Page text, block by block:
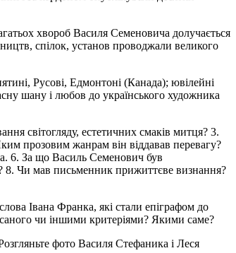
хвороб Василя Семеновича долучається
спілок, установ проводжали великого
Русові, Едмонтоні (Канада); ювілейні
шану і любов до українського художника
світогляду, естетичних смаків митця? 3.
прозовим жанрам він віддавав перевагу?
6. За що Василь Семенович був
8. Чи мав письменник прижиттєве визнання?
Івана Франка, які стали епіграфом до
чи іншими критеріями? Якими саме?
фото Василя Стефаника і Леся